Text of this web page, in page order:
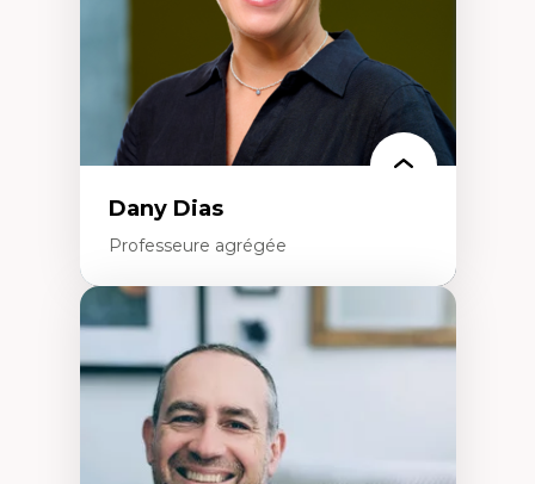
Dany Dias
Professeure agrégée
Expertises
Pédagogies critiques et justice sociale
Éthique relationnelle et sollicitude en
éducation
Décolonisation et autochtonisation de la
formation à l’enseignement
Littératie et didactique du français
Éducation inclusive